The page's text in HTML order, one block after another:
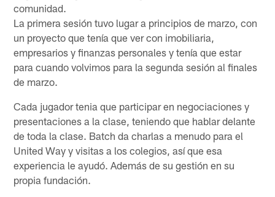
comunidad.
La primera sesión tuvo lugar a principios de marzo, con
un proyecto que tenía que ver con imobiliaria,
empresarios y finanzas personales y tenía que estar
para cuando volvimos para la segunda sesión al finales
de marzo.
Cada jugador tenia que participar en negociaciones y
presentaciones a la clase, teniendo que hablar delante
de toda la clase. Batch da charlas a menudo para el
United Way y visitas a los colegios, así que esa
experiencia le ayudó. Además de su gestión en su
propia fundación.